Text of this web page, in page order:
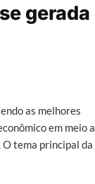
gerada
as melhores
em meio a
tema principal da